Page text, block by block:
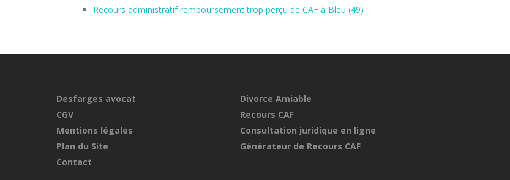
Recours administratif remboursement trop perçu de CAF à Bleu (49)
Desfarges avocat
CGV
Mentions légales
Plan du Site
Contact
Divorce Amiable
Recours CAF
Consultation juridique en ligne
Générateur de Recours CAF